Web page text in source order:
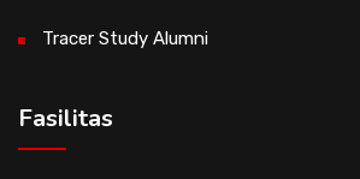
Tracer Study Alumni
Fasilitas